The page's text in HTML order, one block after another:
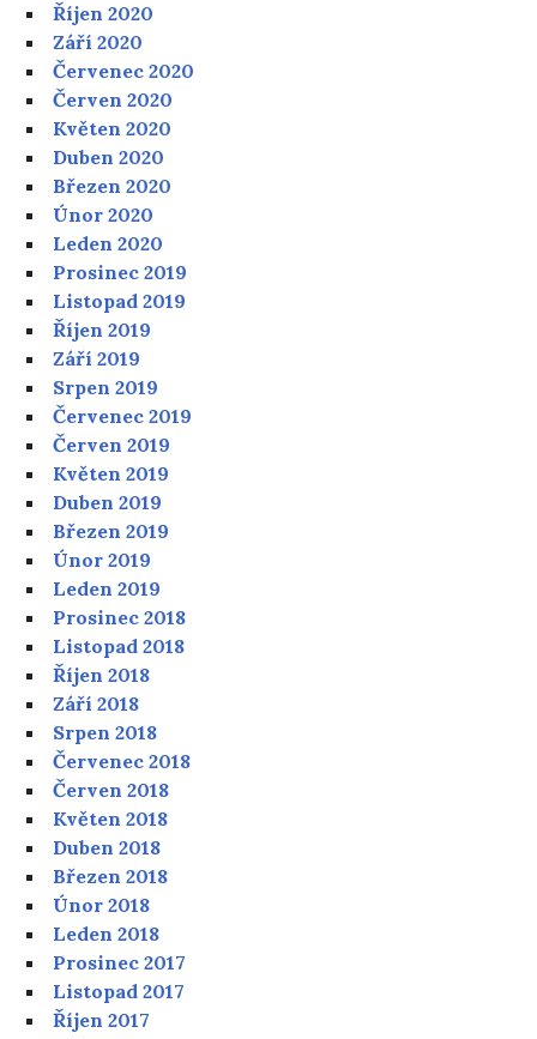
Říjen 2020
Září 2020
Červenec 2020
Červen 2020
Květen 2020
Duben 2020
Březen 2020
Únor 2020
Leden 2020
Prosinec 2019
Listopad 2019
Říjen 2019
Září 2019
Srpen 2019
Červenec 2019
Červen 2019
Květen 2019
Duben 2019
Březen 2019
Únor 2019
Leden 2019
Prosinec 2018
Listopad 2018
Říjen 2018
Září 2018
Srpen 2018
Červenec 2018
Červen 2018
Květen 2018
Duben 2018
Březen 2018
Únor 2018
Leden 2018
Prosinec 2017
Listopad 2017
Říjen 2017